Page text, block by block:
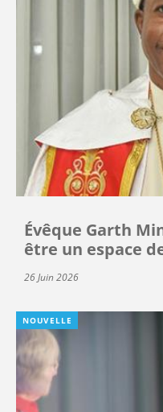
Évêque Garth
être un espace
26 Juin 2026
NOUVELLE